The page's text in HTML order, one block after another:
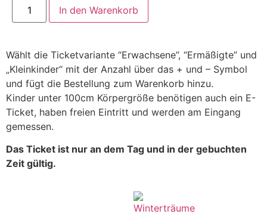
In den Warenkorb
Wählt die Ticketvariante “Erwachsene”, “Ermäßigte” und
„Kleinkinder“ mit der Anzahl über das + und – Symbol
und fügt die Bestellung zum Warenkorb hinzu.
Kinder unter 100cm Körpergröße benötigen auch ein E-
Ticket, haben freien Eintritt und werden am Eingang
gemessen.
Das Ticket ist nur an dem Tag und in der gebuchten
Zeit gültig.